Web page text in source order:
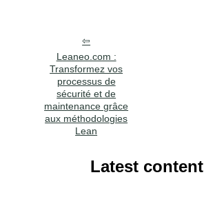
Leaneo.com :
Transformez vos
processus de
sécurité et de
maintenance grâce
aux méthodologies
Lean
Latest content